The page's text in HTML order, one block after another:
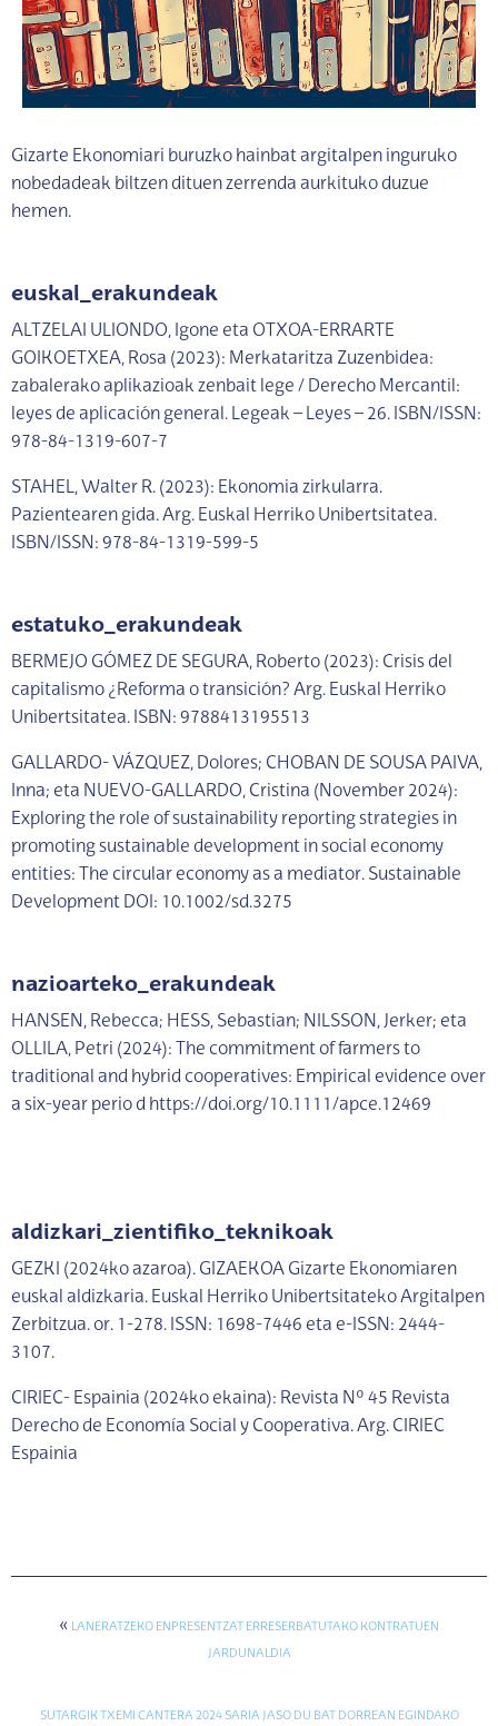
Gizarte Ekonomiari buruzko hainbat argitalpen inguruko
nobedadeak biltzen dituen zerrenda aurkituko duzue
hemen.
euskal_erakundeak
ALTZELAI ULIONDO, Igone eta OTXOA-ERRARTE
GOIKOETXEA, Rosa (2023): Merkataritza Zuzenbidea:
zabalerako aplikazioak zenbait lege / Derecho Mercantil:
leyes de aplicación general. Legeak – Leyes – 26. ISBN/ISSN:
978-84-1319-607-7
STAHEL, Walter R. (2023): Ekonomia zirkularra.
Pazientearen gida. Arg. Euskal Herriko Unibertsitatea.
ISBN/ISSN: 978-84-1319-599-5
estatuko_erakundeak
BERMEJO GÓMEZ DE SEGURA, Roberto (2023): Crisis del
capitalismo ¿Reforma o transición? Arg. Euskal Herriko
Unibertsitatea. ISBN: 9788413195513
GALLARDO- VÁZQUEZ, Dolores; CHOBAN DE SOUSA PAIVA,
Inna; eta NUEVO-GALLARDO, Cristina (November 2024):
Exploring the role of sustainability reporting strategies in
promoting sustainable development in social economy
entities: The circular economy as a mediator. Sustainable
Development DOI: 10.1002/sd.3275
nazioarteko_erakundeak
HANSEN, Rebecca; HESS, Sebastian; NILSSON, Jerker; eta
OLLILA, Petri (2024): The commitment of farmers to
traditional and hybrid cooperatives: Empirical evidence over
a six-year perio d https://doi.org/10.1111/apce.12469
aldizkari_zientifiko_teknikoak
GEZKI (2024ko azaroa). GIZAEKOA Gizarte Ekonomiaren
euskal aldizkaria. Euskal Herriko Unibertsitateko Argitalpen
Zerbitzua. or. 1-278. ISSN: 1698-7446 eta e-ISSN: 2444-
3107.
CIRIEC- Espainia (2024ko ekaina): Revista Nº 45 Revista
Derecho de Economía Social y Cooperativa.Arg. CIRIEC
Espainia
« LANERATZEKO ENPRESENTZAT ERRESERBATUTAKO KONTRATUEN
JARDUNALDIA
SUTARGIK TXEMI CANTERA 2024 SARIA JASO DU BAT DORREAN EGINDAKO